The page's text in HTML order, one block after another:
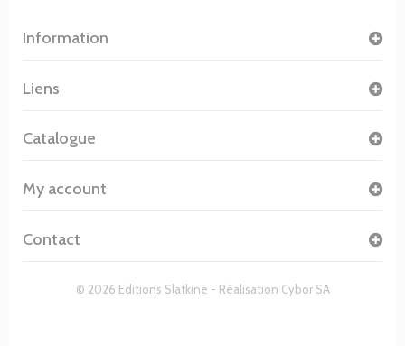
Information
© 2026 Editions Slatkine - Réalisation Cybor SA
Liens
Catalogue
My account
Contact